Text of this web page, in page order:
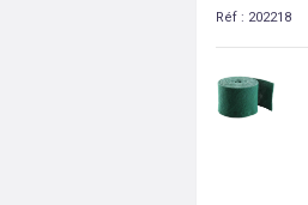
Réf : 202218